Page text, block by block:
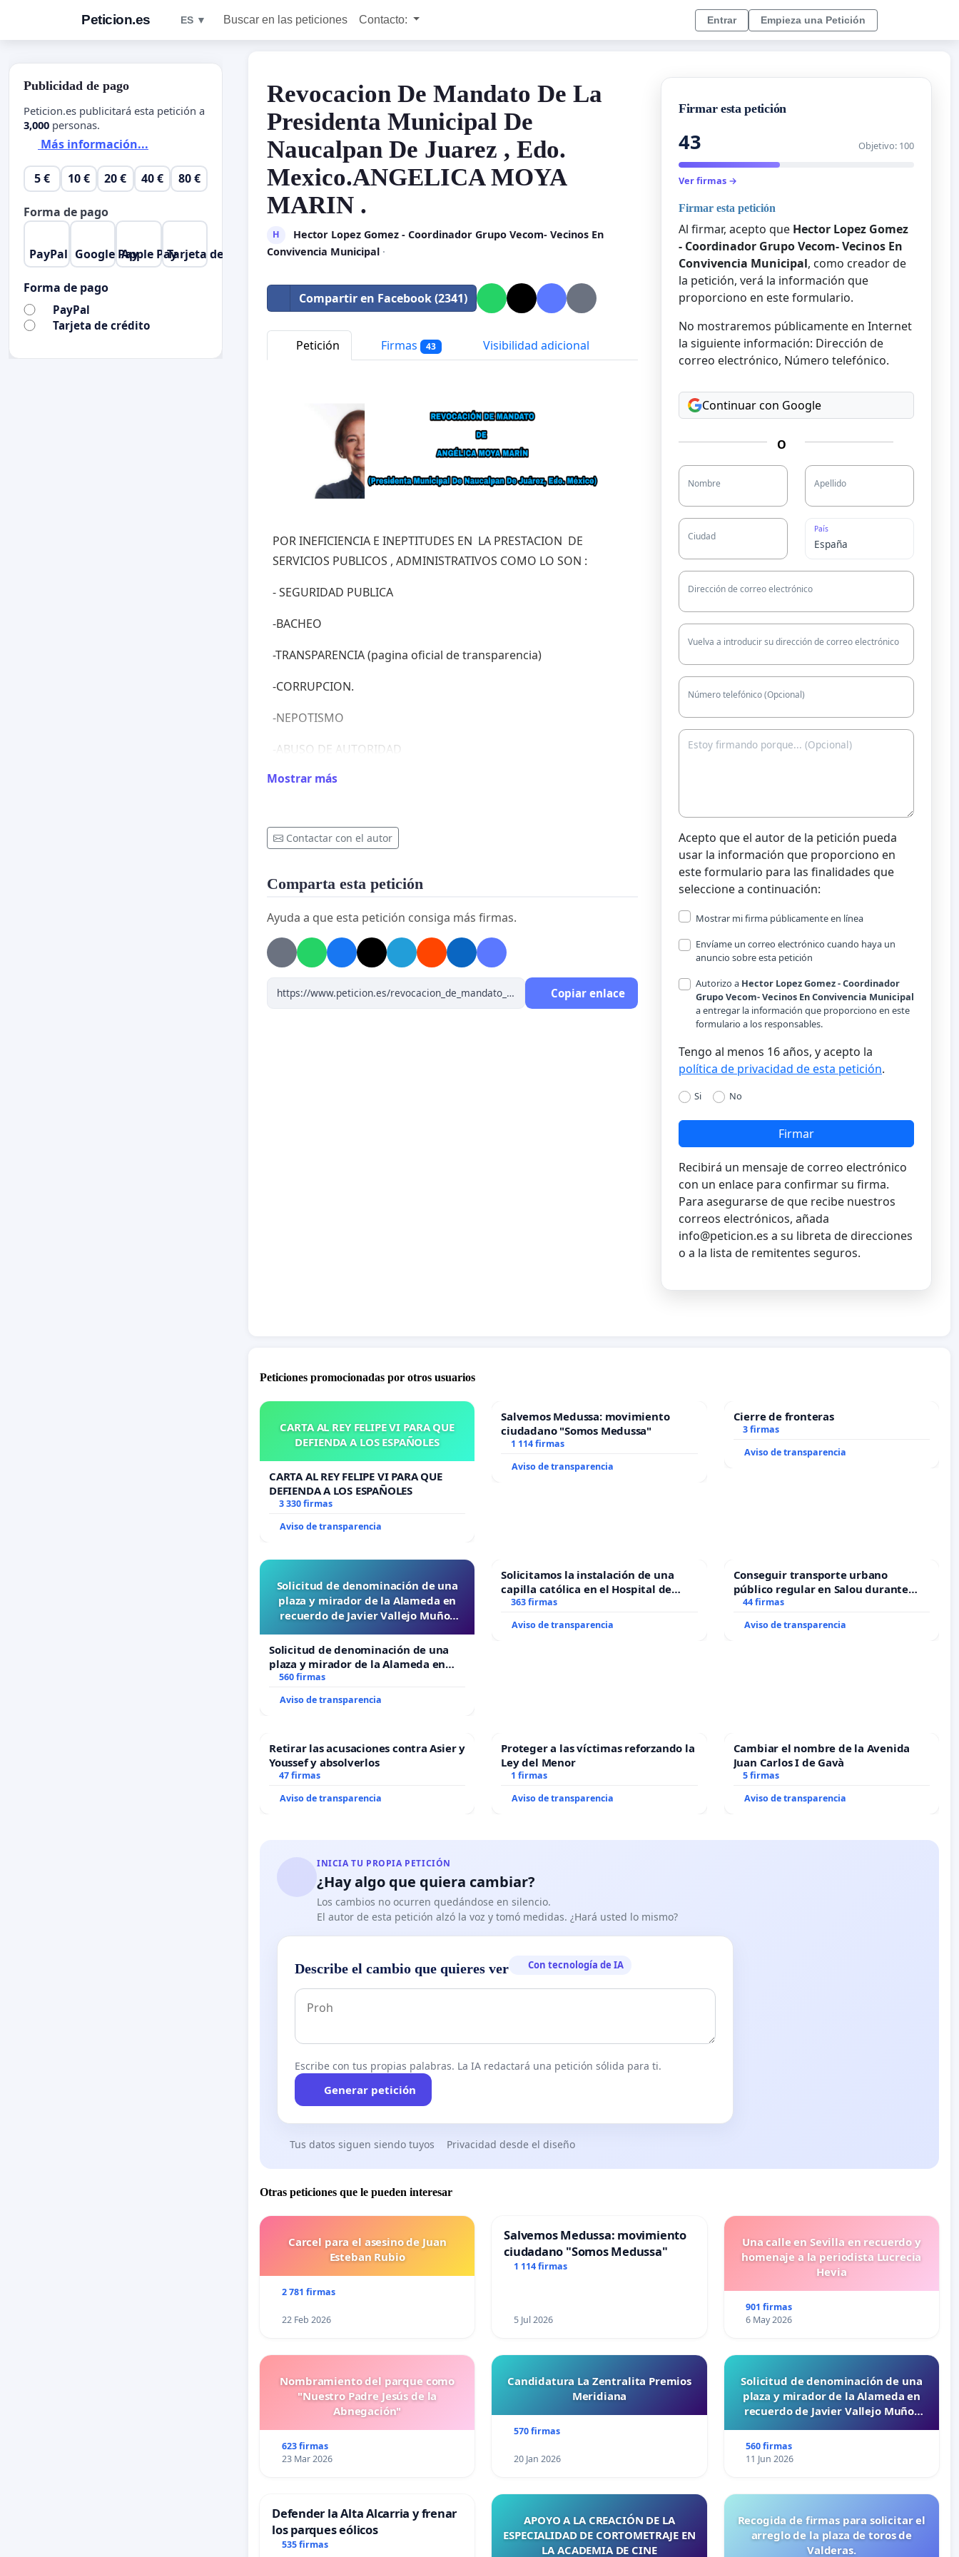
Peticion.es ES ▼ Buscar en las peticiones Contacto: Entrar Empieza una Petición
Revocacion De Mandato De La
Presidenta Municipal De
Naucalpan De Juarez , Edo.
Mexico.ANGELICA MOYA
MARIN .
H
Hector Lopez Gomez - Coordinador Grupo Vecom- Vecinos En
Convivencia Municipal ·
Compartir en Facebook (2341)
Petición Firmas 43 Visibilidad adicional
POR INEFICIENCIA E INEPTITUDES EN LA PRESTACION DE
SERVICIOS PUBLICOS , ADMINISTRATIVOS COMO LO SON :
- SEGURIDAD PUBLICA
-BACHEO
-TRANSPARENCIA (pagina oficial de transparencia)
-CORRUPCION.
-NEPOTISMO
-ABUSO DE AUTORIDAD
-INCUMPLIMIENTOS Y ENGAÑOS DE PROMESAS DE CAMPAÑA
-ENTRE OTROS ...
Mostrar más
Contactar con el autor
Comparta esta petición
Ayuda a que esta petición consiga más firmas.
Copiar enlace
Firmar esta petición
43 Objetivo: 100
Ver firmas →
Firmar esta petición
Al firmar, acepto que Hector Lopez Gomez
- Coordinador Grupo Vecom- Vecinos En
Convivencia Municipal, como creador de
la petición, verá la información que
proporciono en este formulario.
No mostraremos públicamente en Internet
la siguiente información: Dirección de
correo electrónico, Número telefónico.
Continuar con Google
O
Nombre Apellido
Ciudad
País
Dirección de correo electrónico
Vuelva a introducir su dirección de correo electrónico
Número telefónico (Opcional)
Acepto que el autor de la petición pueda
usar la información que proporciono en
este formulario para las finalidades que
seleccione a continuación:
Mostrar mi firma públicamente en línea
Envíame un correo electrónico cuando haya un
anuncio sobre esta petición
Autorizo a Hector Lopez Gomez - Coordinador
Grupo Vecom- Vecinos En Convivencia Municipal
a entregar la información que proporciono en este
formulario a los responsables.
Tengo al menos 16 años, y acepto la
política de privacidad de esta petición.
Si No
Firmar
Recibirá un mensaje de correo electrónico
con un enlace para confirmar su firma.
Para asegurarse de que recibe nuestros
correos electrónicos, añada
info@peticion.es a su libreta de direcciones
o a la lista de remitentes seguros.
Peticiones promocionadas por otros usuarios
CARTA AL REY FELIPE VI PARA QUE
DEFIENDA A LOS ESPAÑOLES
CARTA AL REY FELIPE VI PARA QUE
DEFIENDA A LOS ESPAÑOLES
3 330 firmas
Aviso de transparencia
Salvemos Medussa: movimiento
ciudadano "Somos Medussa"
1 114 firmas
Aviso de transparencia
Cierre de fronteras
3 firmas
Aviso de transparencia
Solicitud de denominación de una
plaza y mirador de la Alameda en
recuerdo de Javier Vallejo Muñoz
Solicitud de denominación de una
plaza y mirador de la Alameda en
recuerdo de Javier Vallejo Muñoz
560 firmas
Aviso de transparencia
Solicitamos la instalación de una
capilla católica en el Hospital de
Alcañiz
363 firmas
Aviso de transparencia
Conseguir transporte urbano
público regular en Salou durante
todo el año
44 firmas
Aviso de transparencia
Retirar las acusaciones contra Asier y
Youssef y absolverlos
47 firmas
Aviso de transparencia
Proteger a las víctimas reforzando la
Ley del Menor
1 firmas
Aviso de transparencia
Cambiar el nombre de la Avenida
Juan Carlos I de Gavà
5 firmas
Aviso de transparencia
INICIA TU PROPIA PETICIÓN
¿Hay algo que quiera cambiar?
Los cambios no ocurren quedándose en silencio.
El autor de esta petición alzó la voz y tomó medidas. ¿Hará usted lo mismo?
Describe el cambio que quieres ver Con tecnología de IA
Escribe con tus propias palabras. La IA redactará una petición sólida para ti.
Generar petición
Tus datos siguen siendo tuyos Privacidad desde el diseño
Otras peticiones que le pueden interesar
Carcel para el asesino de Juan
Esteban Rubio
2 781 firmas
22 Feb 2026
Salvemos Medussa: movimiento
ciudadano "Somos Medussa"
1 114 firmas
5 Jul 2026
Una calle en Sevilla en recuerdo y
homenaje a la periodista Lucrecia
Hevia
901 firmas
6 May 2026
Nombramiento del parque como
"Nuestro Padre Jesús de la
Abnegación"
623 firmas
23 Mar 2026
Candidatura La Zentralita Premios
Meridiana
570 firmas
20 Jan 2026
Solicitud de denominación de una
plaza y mirador de la Alameda en
recuerdo de Javier Vallejo Muñoz
560 firmas
11 Jun 2026
Defender la Alta Alcarria y frenar
los parques eólicos
535 firmas
APOYO A LA CREACIÓN DE LA
ESPECIALIDAD DE CORTOMETRAJE EN
LA ACADEMIA DE CINE
Recogida de firmas para solicitar el
arreglo de la plaza de toros de
Valderas.
Publicidad de pago
Peticion.es publicitará esta petición a
3,000 personas.
Más información...
5 € 10 € 20 € 40 € 80 €
Forma de pago
PayPal Google PayApple PayTarjeta de crédito
Forma de pago
PayPal
Tarjeta de crédito